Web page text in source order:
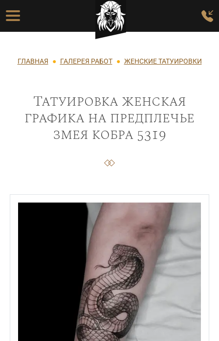
Перейти к основному содержанию
Основная навигация
Строка навигации
ГЛАВНАЯ ГАЛЕРЕЯ РАБОТ ЖЕНСКИЕ ТАТУИРОВКИ
Татуировка женская
графика на предплечье
змея кобра 5319